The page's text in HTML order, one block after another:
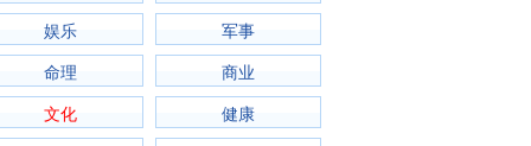
娱乐 军事
命理 商业
文化 健康